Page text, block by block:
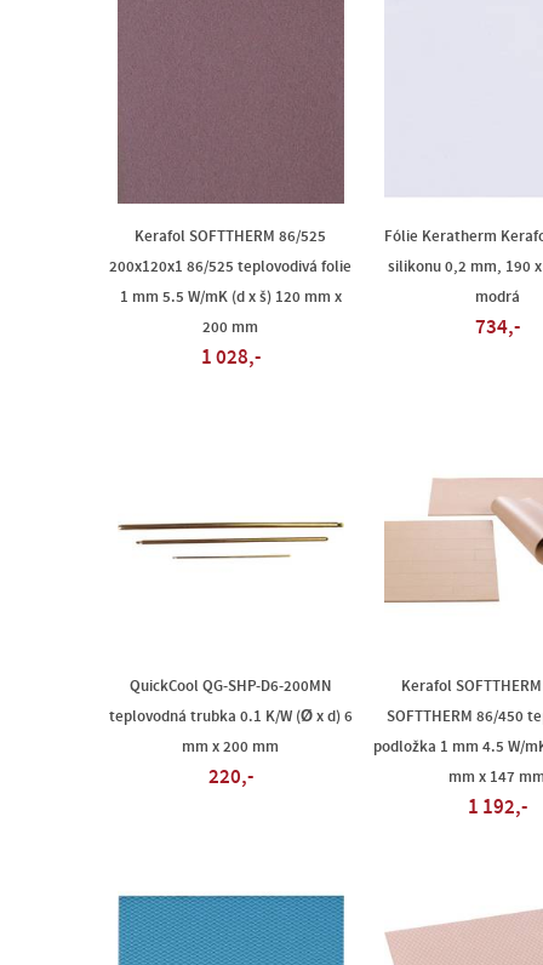
Kerafol SOFTTHERM 86/525
200x120x1 86/525 teplovodivá folie
1 mm 5.5 W/mK (d x š) 120 mm x
200 mm
1 028,-
Fólie Keratherm
silikonu 0,2 mm, 190
modrá
734,-
QuickCool QG-SHP-D6-200MN
teplovodná trubka 0.1 K/W (Ø x d) 6
mm x 200 mm
220,-
Kerafol
SOFTTHERM 86/450
podložka 1 mm 4.5 W/
mm x 147
1 192,-